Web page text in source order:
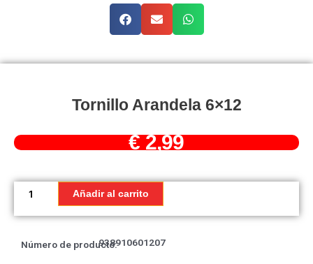
Tornillo Arandela 6×12
€2,99
Tornillo
Arandela
cantidad
Añadir al carrito
Número de producto:938910601207